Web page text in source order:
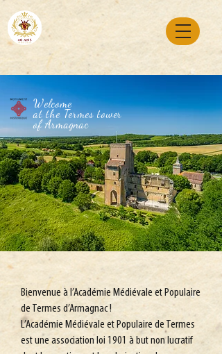
Welcome
at the Termes tower
of Armagnac
Bienvenue à l’Académie Médiévale et Populaire
de Termes d’Armagnac !
L’Académie Médiévale et Populaire de Termes
est une association loi 1901 à but non lucratif